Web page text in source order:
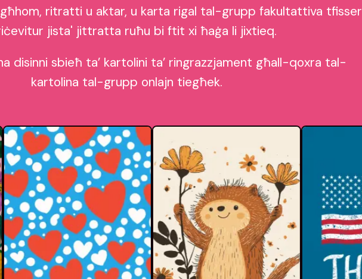
ritratti u aktar, u karta rigal tal-grupp fakultattiva tfisser
jista' jittratta ruħu bi ftit xi ħaġa li jixtieq.
disinni sbieħ ta’ kartolini ta’ ringrazzjament għall-qoxra tal-
kartolina tal-grupp onlajn tiegħek.